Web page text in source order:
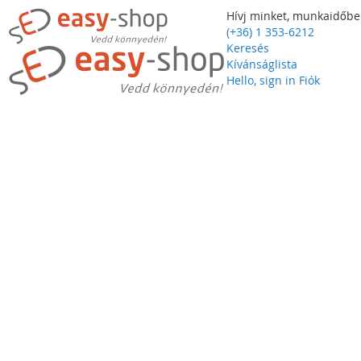
Hívj minket,
(+36) 1 353-6212
Keresés
Kívánságlista
Hello, sign in Fiók